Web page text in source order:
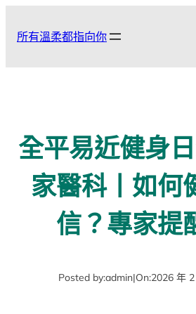
所有溫柔都指向你
全平易近健身
家醫科丨如何
信？專家提
Posted by:admin|On:2026 年